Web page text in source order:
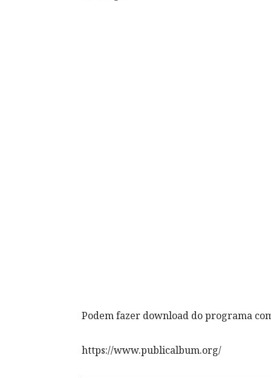
Podem fazer download do programa
https://www.publicalbum.org/